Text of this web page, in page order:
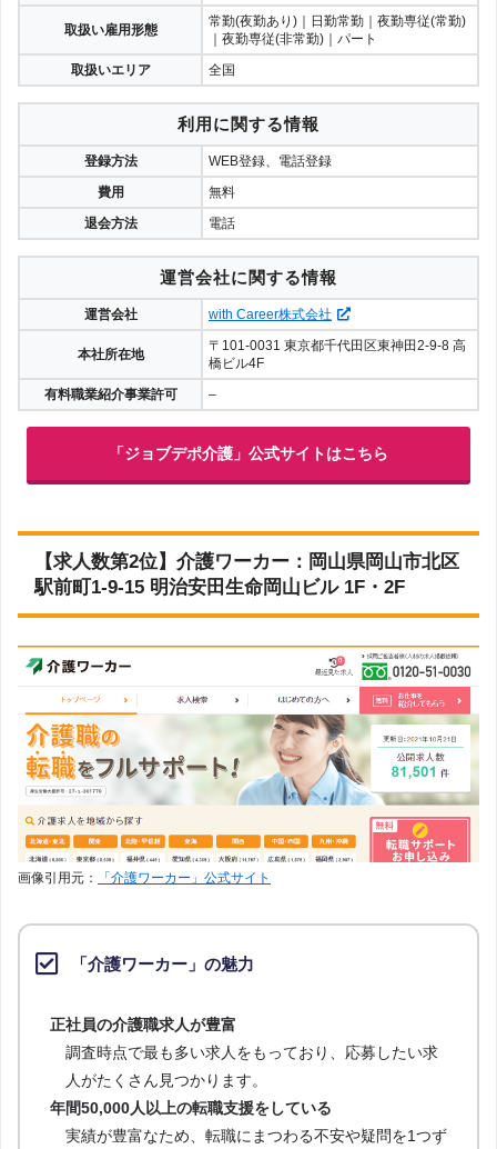
取扱い雇用形態
常勤(夜勤あり)｜日勤常勤｜夜勤専従(常勤)
｜夜勤専従(非常勤)｜パート
取扱いエリア
全国
利用に関する情報
登録方法
WEB登録、電話登録
費用
無料
退会方法
電話
運営会社に関する情報
運営会社 with Career株式会社
本社所在地
〒101-0031 東京都千代田区東神田2-9-8 高
橋ビル4F
有料職業紹介事業許可
–
「ジョブデポ介護」公式サイトはこちら
【求人数第2位】介護ワーカー：岡山県岡山市北区
駅前町1-9-15 明治安田生命岡山ビル 1F・2F
画像引用元： 「介護ワーカー」公式サイト
「介護ワーカー」の魅力
正社員の介護職求人が豊富
調査時点で最も多い求人をもっており、応募したい求
人がたくさん見つかります。
年間50,000人以上の転職支援をしている
実績が豊富なため、転職にまつわる不安や疑問を1つず